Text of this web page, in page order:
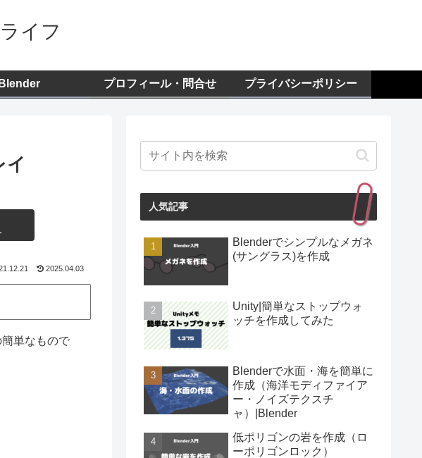
イフ
Blender プロフィール・問合せ プライバシーポリシー
イ
2025.04.03
単なもので
人気記事
Blenderでシンプルなメガネ
(サングラス)を作成
Unity|簡単なストップウォ
ッチを作成してみた
Blenderで水面・海を簡単に
作成（海洋モディファイア
ー・ノイズテクスチ
ャ）|Blender
低ポリゴンの岩を作成（ロ
ーポリゴンロック）